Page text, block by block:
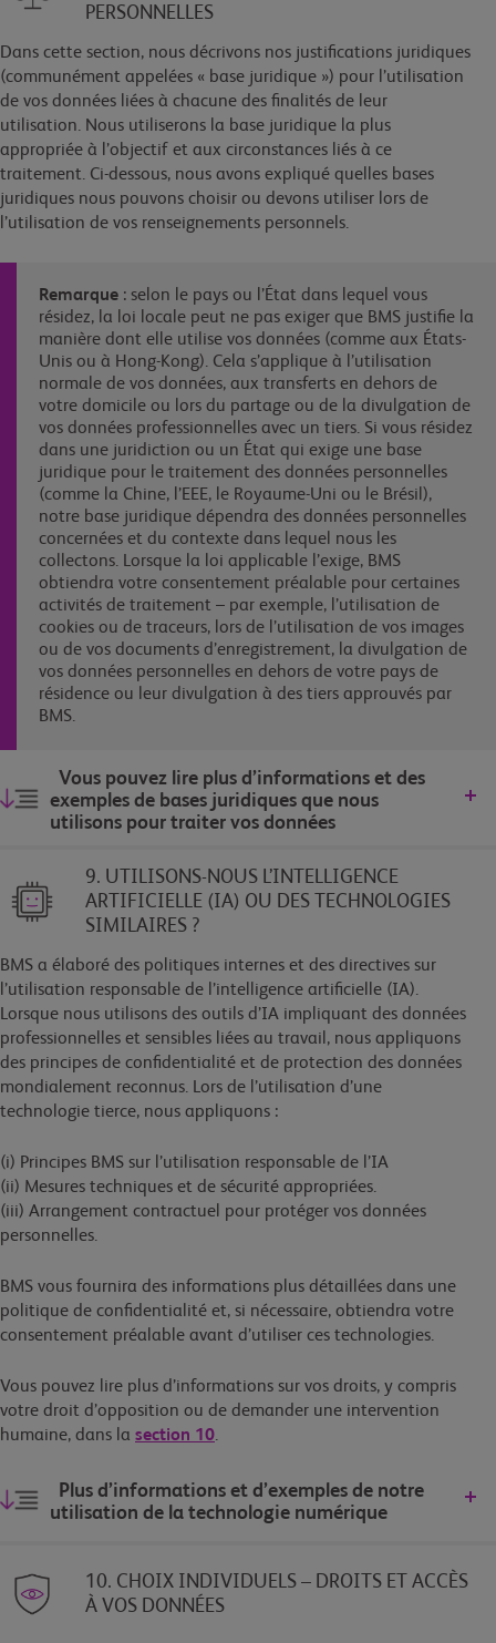
PERSONNELLES
Dans cette section, nous décrivons nos justifications juridiques
(communément appelées « base juridique ») pour l’utilisation
de vos données liées à chacune des finalités de leur
utilisation. Nous utiliserons la base juridique la plus
appropriée à l’objectif et aux circonstances liés à ce
traitement. Ci-dessous, nous avons expliqué quelles bases
juridiques nous pouvons choisir ou devons utiliser lors de
l’utilisation de vos renseignements personnels.
Remarque : selon le pays ou l’État dans lequel vous
résidez, la loi locale peut ne pas exiger que BMS justifie la
manière dont elle utilise vos données (comme aux États-
Unis ou à Hong-Kong). Cela s’applique à l’utilisation
normale de vos données, aux transferts en dehors de
votre domicile ou lors du partage ou de la divulgation de
vos données professionnelles avec un tiers. Si vous résidez
dans une juridiction ou un État qui exige une base
juridique pour le traitement des données personnelles
(comme la Chine, l’EEE, le Royaume-Uni ou le Brésil),
notre base juridique dépendra des données personnelles
concernées et du contexte dans lequel nous les
collectons. Lorsque la loi applicable l’exige, BMS
obtiendra votre consentement préalable pour certaines
activités de traitement – par exemple, l’utilisation de
cookies ou de traceurs, lors de l’utilisation de vos images
ou de vos documents d’enregistrement, la divulgation de
vos données personnelles en dehors de votre pays de
résidence ou leur divulgation à des tiers approuvés par
BMS.
Vous pouvez lire plus d’informations et des
exemples de bases juridiques que nous
utilisons pour traiter vos données
9. UTILISONS-NOUS L’INTELLIGENCE
ARTIFICIELLE (IA) OU DES TECHNOLOGIES
SIMILAIRES ?
BMS a élaboré des politiques internes et des directives sur
l’utilisation responsable de l’intelligence artificielle (IA).
Lorsque nous utilisons des outils d’IA impliquant des données
professionnelles et sensibles liées au travail, nous appliquons
des principes de confidentialité et de protection des données
mondialement reconnus. Lors de l’utilisation d’une
technologie tierce, nous appliquons :
(i) Principes BMS sur l’utilisation responsable de l’IA
(ii) Mesures techniques et de sécurité appropriées.
(iii) Arrangement contractuel pour protéger vos données
personnelles.
BMS vous fournira des informations plus détaillées dans une
politique de confidentialité et, si nécessaire, obtiendra votre
consentement préalable avant d’utiliser ces technologies.
Vous pouvez lire plus d’informations sur vos droits, y compris
votre droit d’opposition ou de demander une intervention
humaine, dans la section 10.
Plus d’informations et d’exemples de notre
utilisation de la technologie numérique
10. CHOIX INDIVIDUELS – DROITS ET ACCÈS
À VOS DONNÉES